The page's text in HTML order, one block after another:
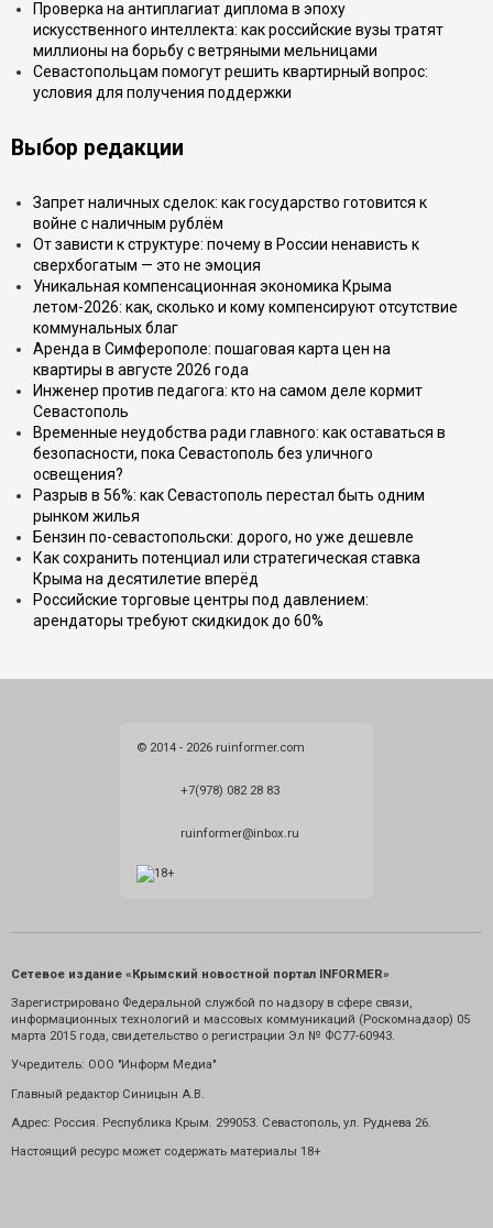
Проверка на антиплагиат диплома в эпоху
искусственного интеллекта: как российские вузы тратят
миллионы на борьбу с ветряными мельницами
Севастопольцам помогут решить квартирный вопрос:
условия для получения поддержки
Выбор редакции
Запрет наличных сделок: как государство готовится к
войне с наличным рублём
От зависти к структуре: почему в России ненависть к
сверхбогатым — это не эмоция
Уникальная компенсационная экономика Крыма
летом-2026: как, сколько и кому компенсируют отсутствие
коммунальных благ
Аренда в Симферополе: пошаговая карта цен на
квартиры в августе 2026 года
Инженер против педагога: кто на самом деле кормит
Севастополь
Временные неудобства ради главного: как оставаться в
безопасности, пока Севастополь без уличного
освещения?
Разрыв в 56%: как Севастополь перестал быть одним
рынком жилья
Бензин по-севастопольски: дорого, но уже дешевле
Как сохранить потенциал или стратегическая ставка
Крыма на десятилетие вперёд
Российские торговые центры под давлением:
арендаторы требуют скидкидок до 60%
© 2014 - 2026 ruinformer.com
+7(978) 082 28 83
ruinformer@inbox.ru
Сетевое издание «Крымский новостной портал INFORMER»
Зарегистрировано Федеральной службой по надзору в сфере связи,
информационных технологий и массовых коммуникаций (Роскомнадзор) 05
марта 2015 года, свидетельство о регистрации Эл № ФС77-60943.
Учредитель: ООО "Информ Медиа"
Главный редактор Синицын А.В.
Адрес: Россия. Республика Крым. 299053. Севастополь, ул. Руднева 26.
Настоящий ресурс может содержать материалы 18+